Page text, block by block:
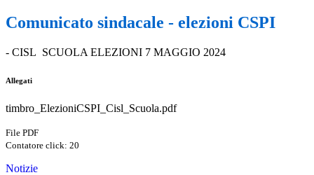
Comunicato sindacale - elezioni CSPI
- CISL SCUOLA ELEZIONI 7 MAGGIO 2024
Allegati
timbro_ElezioniCSPI_Cisl_Scuola.pdf
File PDF
Contatore click: 20
Notizie